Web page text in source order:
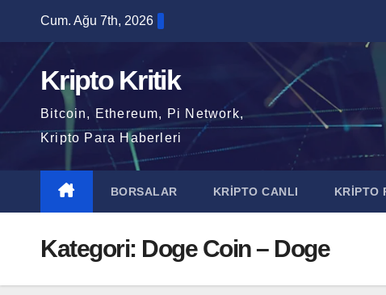
content
Cum. Ağu 7th, 2026
Kripto Kritik
Bitcoin, Ethereum, Pi Network,
Kripto Para Haberleri
BORSALAR KRİPTO CANLI KRİPTO
Kategori: Doge Coin – Doge